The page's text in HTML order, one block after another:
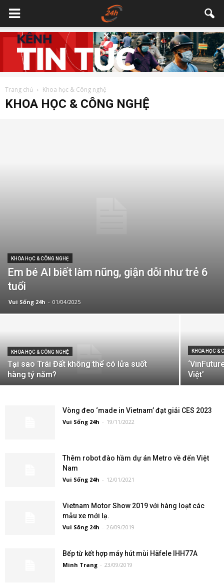
Trang chủ Khoa học & Công nghệ
KHOA HỌC & CÔNG NGHỆ
KHOA HỌC & CÔNG NGHỆ
Em bé AI biết làm nũng, giận dỗi như trẻ 6
tuổi
Vui Sống 24h - 01/04/2025
KHOA HỌC & CÔNG NGHỆ
Tại sao Trái Đất không thể có lửa suốt
hàng tỷ năm?
KHOA HỌC &
Việt’
Vòng đeo ‘made in Vietnam’ đạt giải CES 2023
Vui Sống 24h - 19/11/2022
Thêm robot đào hầm dự án Metro về đến Việt
Nam
Vui Sống 24h - 12/01/2021
Vietnam Motor Show 2019 với hàng loạt các
mẫu xe mới lạ.
Vui Sống 24h - 26/09/2019
Bếp từ kết hợp máy hút mùi Häfele IHH77A
Minh Trang - 23/09/2019